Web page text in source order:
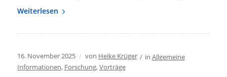
Weiterlesen
16. November 2025 / von Heike Krüger / in Allgemeine
Informationen, Forschung,Vorträge